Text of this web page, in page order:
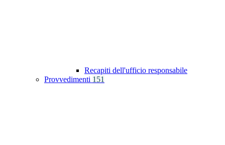
Recapiti dell'ufficio responsabile
Provvedimenti 151